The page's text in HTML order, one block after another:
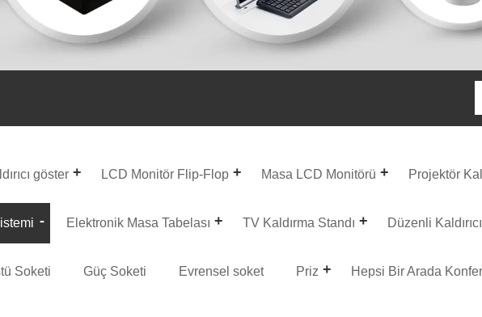
göster LCD Monitör Flip-Flop Masa LCD Monitörü Projektör
Elektronik Masa Tabelası TV Kaldırma Standı Düzenli Kaldırıcı
Soketi Güç Soketi Evrensel soket Priz Hepsi Bir Arada